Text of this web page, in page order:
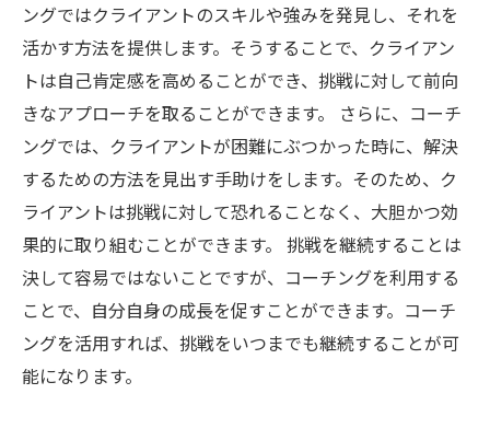
ングではクライアントのスキルや強みを発見し、それを
活かす方法を提供します。そうすることで、クライアン
トは自己肯定感を高めることができ、挑戦に対して前向
きなアプローチを取ることができます。 さらに、コーチ
ングでは、クライアントが困難にぶつかった時に、解決
するための方法を見出す手助けをします。そのため、ク
ライアントは挑戦に対して恐れることなく、大胆かつ効
果的に取り組むことができます。 挑戦を継続することは
決して容易ではないことですが、コーチングを利用する
ことで、自分自身の成長を促すことができます。コーチ
ングを活用すれば、挑戦をいつまでも継続することが可
能になります。